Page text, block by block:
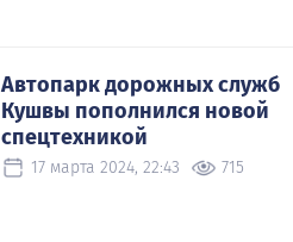
Автопарк дорожных служб
Кушвы пополнился новой
спецтехникой
17 марта 2024, 22:43 715